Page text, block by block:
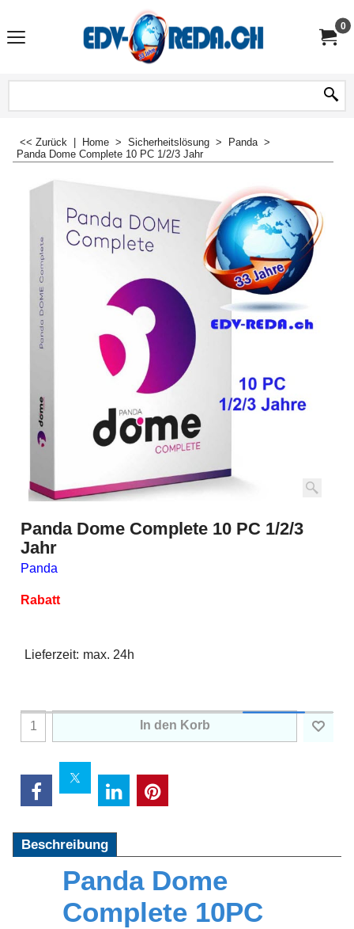
0
<< Zurück Home > Sicherheitslösung > Panda>
Panda Dome Complete 10 PC 1/2/3 Jahr
Panda Dome Complete 10 PC 1/2/3
Jahr
Panda
Rabatt
Lieferzeit: max. 24h
In den Korb
Beschreibung
Panda Dome
Complete 10PC